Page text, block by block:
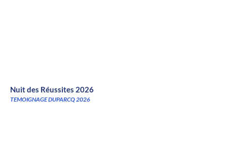
Nuit des Réussites 2026
TEMOIGNAGE DUPARCQ 2026